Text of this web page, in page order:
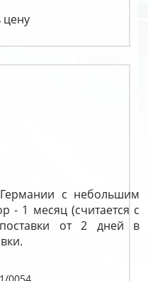
цену
с небольшим
- 1 месяц (считается с
от 2 дней в